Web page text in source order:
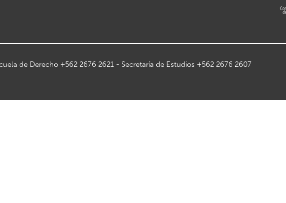
de Derecho +562 2676 2621 - Secretaría de Estudios +562 2676 2607